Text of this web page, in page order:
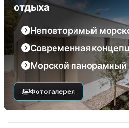
отдыха
Неповторимый
Современная
Морской панорамный
Фотогалерея